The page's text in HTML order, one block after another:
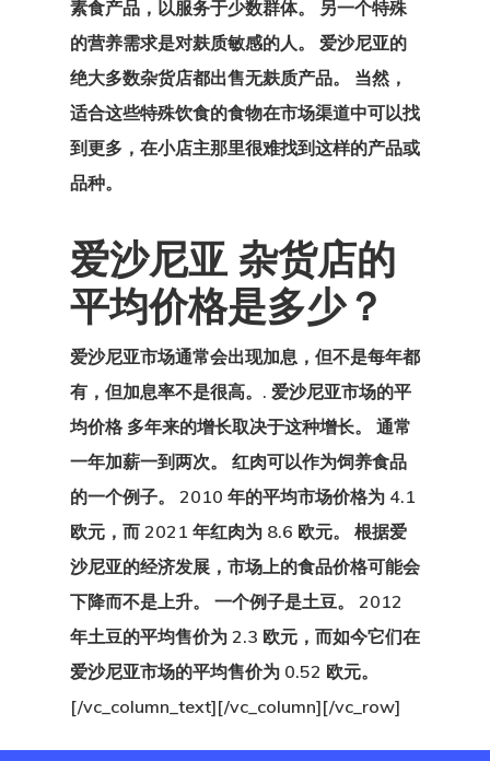
素食产品，以服务于少数群体。 另一个特殊
的营养需求是对麸质敏感的人。 爱沙尼亚的
绝大多数杂货店都出售无麸质产品。 当然，
适合这些特殊饮食的食物在市场渠道中可以找
到更多，在小店主那里很难找到这样的产品或
品种。
爱沙尼亚 杂货店的
平均价格是多少？
爱沙尼亚市场通常会出现加息，但不是每年都
有，但加息率不是很高。 . 爱沙尼亚市场的平
均价格 多年来的增长取决于这种增长。 通常
一年加薪一到两次。 红肉可以作为饲养食品
的一个例子。 2010 年的平均市场价格为 4.1
欧元，而 2021 年红肉为 8.6 欧元。 根据爱
沙尼亚的经济发展，市场上的食品价格可能会
下降而不是上升。 一个例子是土豆。 2012
年土豆的平均售价为 2.3 欧元，而如今它们在
爱沙尼亚市场的平均售价为 0.52 欧元。
[/vc_column_text][/vc_column][/vc_row]
支付失败
数据政策
欧盟临时居留
欧盟居留和工
可
沟通
爱沙尼亚
爱沙尼亚
爱沙尼亚个人
者计划
爱沙尼亚创业
计划